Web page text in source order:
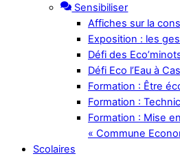
Sensibiliser
Affiches sur la
Exposition : les
Défi des
Défi Eco l’Eau à
Formation : Être
Formation :
Formation : Mise
« Commune
Scolaires